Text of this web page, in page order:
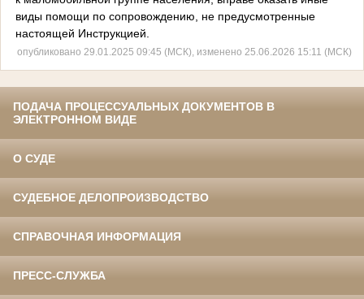
виды помощи по сопровождению, не предусмотренные
настоящей Инструкцией.
опубликовано 29.01.2025 09:45 (МСК), изменено 25.06.2026 15:11 (МСК)
ПОДАЧА ПРОЦЕССУАЛЬНЫХ ДОКУМЕНТОВ В
ЭЛЕКТРОННОМ ВИДЕ
О СУДЕ
СУДЕБНОЕ ДЕЛОПРОИЗВОДСТВО
СПРАВОЧНАЯ ИНФОРМАЦИЯ
ПРЕСС-СЛУЖБА